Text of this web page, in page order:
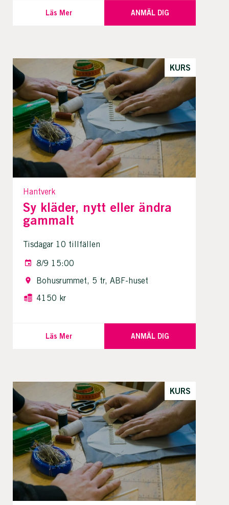
Läs Mer ANMÄL DIG
KURS
Hantverk
Sy kläder, nytt eller ändra
gammalt
Tisdagar 10 tillfällen
8/9 15:00
Bohusrummet, 5 tr, ABF-huset
4150 kr
Läs Mer ANMÄL DIG
KURS